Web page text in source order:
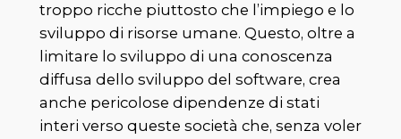
troppo ricche piuttosto che l’impiego e lo
sviluppo di risorse umane. Questo, oltre a
limitare lo sviluppo di una conoscenza
diffusa dello sviluppo del software, crea
anche pericolose dipendenze di stati
interi verso queste società che, senza voler